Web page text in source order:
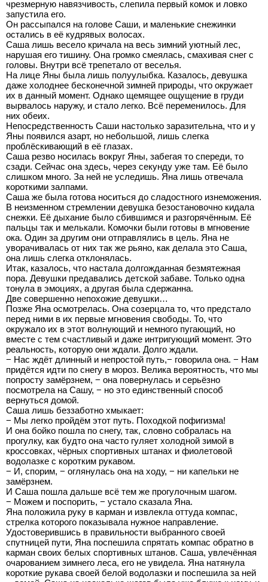
чрезмерную навязчивость, слепила первый комок и ловко
запустила его.
Он рассыпался на голове Саши, и маленькие снежинки
остались в её кудрявых волосах.
Саша лишь весело кричала на весь зимний уютный лес,
нарушая его тишину. Она громко смеялась, смахивая снег с
головы. Внутри всё трепетало от веселья.
На лице Яны была лишь полуулыбка. Казалось, девушка
даже холоднее бесконечной зимней природы, что окружает
их в данный момент. Однако щемящее ощущение в груди
вырвалось наружу, и стало легко. Всё переменилось. Для
них обеих.
Непосредственность Саши настолько заразительна, что и у
Яны появился азарт, но небольшой, лишь слегка
проблёскивающий в её глазах.
Саша резво носилась вокруг Яны, забегая то спереди, то
сзади. Сейчас она здесь, через секунду уже там. Её было
слишком много. За ней не уследишь. Яна лишь отвечала
короткими залпами.
Саша же была готова носиться до сладостного изнеможения.
В неизменном стремлении девушка безостановочно кидала
снежки. Её дыхание было сбившимся и разгорячённым. Её
пальцы так и мелькали. Комочки были готовы в мгновение
ока. Один за другим они отправлялись в цель. Яна не
уворачивалась от них так же рьяно, как делала это Саша,
она лишь слегка отклонялась.
Итак, казалось, что настала долгожданная безмятежная
пора. Девушки предавались детской забаве. Только одна
тонула в эмоциях, а другая была сдержанна.
Две совершенно непохожие девушки…
Позже Яна осмотрелась. Она созерцала то, что предстало
перед ними в их первые мгновения свободы. То, что
окружало их в этот волнующий и немного пугающий, но
вместе с тем счастливый и даже интригующий момент. Это
реальность, которую они ждали. Долго ждали.
− Нас ждёт длинный и непростой путь,− говорила она. − Нам
придётся идти по снегу в мороз. Велика вероятность, что мы
попросту замёрзнем, − она повернулась и серьёзно
посмотрела на Сашу, − но это единственный способ
вернуться домой.
Саша лишь беззаботно хмыкает:
− Мы легко пройдём этот путь. Походкой пофигизма!
И она бойко пошла по снегу, так, словно собралась на
прогулку, как будто она часто гуляет холодной зимой в
кроссовках, чёрных спортивных штанах и фиолетовой
водолазке с коротким рукавом.
− И, спорим, − оглянулась она на ходу, − ни капельки не
замёрзнем.
И Саша пошла дальше всё тем же прогулочным шагом.
− Можем и поспорить, − устало сказала Яна.
Яна положила руку в карман и извлекла оттуда компас,
стрелка которого показывала нужное направление.
Удостоверившись в правильности выбранного своей
спутницей пути, Яна поспешила спрятать компас обратно в
карман своих белых спортивных штанов. Саша, увлечённая
очарованием зимнего леса, его не увидела. Яна натянула
короткие рукава своей белой водолазки и поспешила за ней